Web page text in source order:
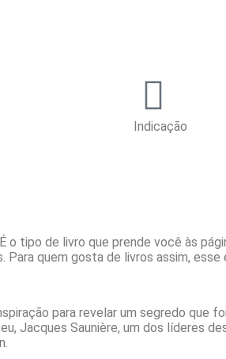
Indicação
o tipo de livro que prende você às
quem gosta de livros assim, esse
para revelar um segredo que
Jacques Saunière, um dos líderes